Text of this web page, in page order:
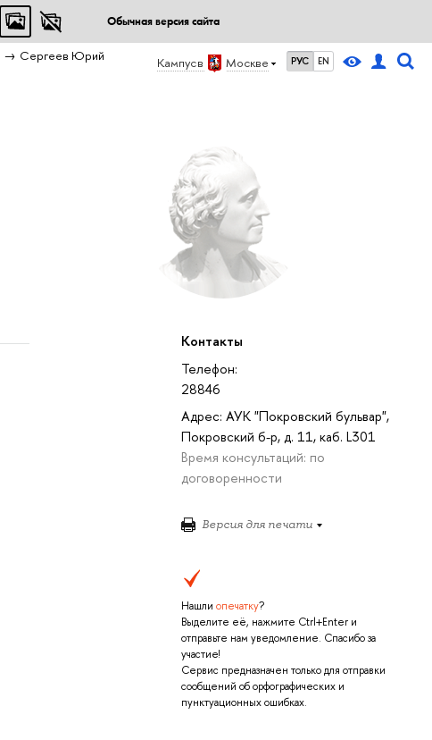
Обычная версия сайта
Кампус в Москве РУС EN
Сергеев Юрий
Контакты
Телефон:
28846
Адрес: АУК "Покровский бульвар",
Покровский б-р, д. 11, каб. L301
Время консультаций: по
договоренности
Версия для печати
Нашли опечатку?
Выделите её, нажмите Ctrl+Enter и
отправьте нам уведомление. Спасибо за
участие!
Сервис предназначен только для отправки
сообщений об орфографических и
пунктуационных ошибках.